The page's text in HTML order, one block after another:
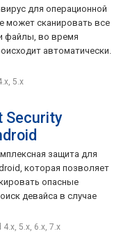
для операционной
может сканировать все
файлы, во время
автоматически.
5.x
Security
защита для
которая позволяет
опасные
девайса в случае
4.x, 5.x, 6.x, 7.x